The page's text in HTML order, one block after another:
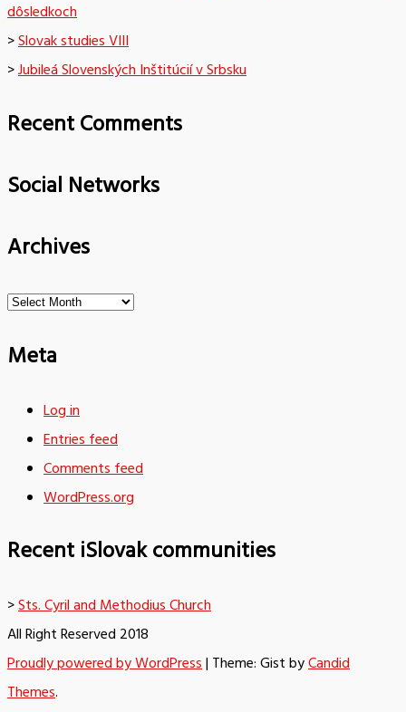
dôsledkoch
>Slovak studies VIII
>Jubileá Slovenských Inštitúcií v Srbsku
Recent Comments
Social Networks
Archives
Archives
Meta
Log in
Entries feed
Comments feed
WordPress.org
Recent iSlovak communities
>Sts. Cyril and Methodius Church
All Right Reserved 2018
Proudly powered by WordPress| Theme: Gist byCandid
Themes.